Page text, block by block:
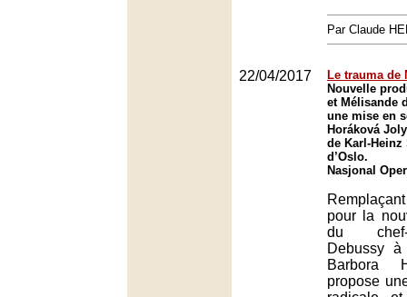
Par Claude
22/04/2017
Le trauma de
Nouvelle
et Mélisande
une mise en
Horáková
de Karl-Heinz
d’Oslo.
Nasjonal
pour la
du
Debussy à
Barbora
propose